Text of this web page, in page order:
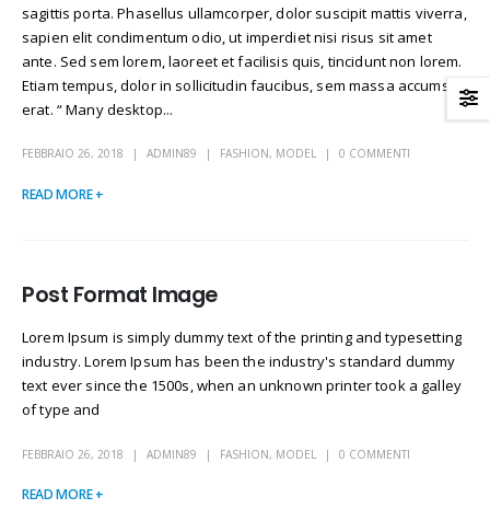
sagittis porta. Phasellus ullamcorper, dolor suscipit mattis viverra,
sapien elit condimentum odio, ut imperdiet nisi risus sit amet
ante. Sed sem lorem, laoreet et facilisis quis, tincidunt non lorem.
Etiam tempus, dolor in sollicitudin faucibus, sem massa accumsan
erat. “ Many desktop...
FEBBRAIO 26, 2018 ADMIN89 FASHION, MODEL 0 COMMENTI
READ MORE +
Post Format Image
Lorem Ipsum is simply dummy text of the printing and typesetting
industry. Lorem Ipsum has been the industry's standard dummy
text ever since the 1500s, when an unknown printer took a galley
of type and
FEBBRAIO 26, 2018 ADMIN89 FASHION, MODEL 0 COMMENTI
READ MORE +